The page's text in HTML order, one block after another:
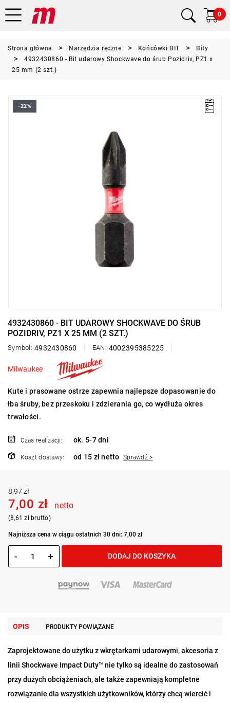
0
Strona główna Narzędzia ręczne Końcówki BIT
Bity
4932430860 - Bit udarowy Shockwave do śrub Pozidriv, PZ1 x
25 mm (2 szt.)
-22%
4932430860 - BIT UDAROWY SHOCKWAVE DO ŚRUB
POZIDRIV, PZ1 X 25 MM (2 SZT.)
Symbol: 4932430860 EAN: 4002395385225
Milwaukee
Kute i prasowane ostrze zapewnia najlepsze dopasowanie do
łba śruby, bez przeskoku i zdzierania go, co wydłuża okres
trwałości.
Czas realizacji: ok. 5-7 dni
Koszt dostawy: od 15 zł netto Sprawdź >
8,97 zł
7,00 zł netto
(8,61 zł brutto)
Najniższa cena w ciągu ostatnich 30 dni: 7,00 zł
- + DODAJ DO KOSZYKA
OPIS PRODUKTY POWIĄZANE
Zaprojektowane do użytku z wkrętarkami udarowymi, akcesoria z
linii Shockwave Impact Duty™ nie tylko są idealne do zastosowań
przy dużych obciążeniach, ale także zapewniają kompletne
rozwiązanie dla wszystkich użytkowników, którzy chcą wiercić i